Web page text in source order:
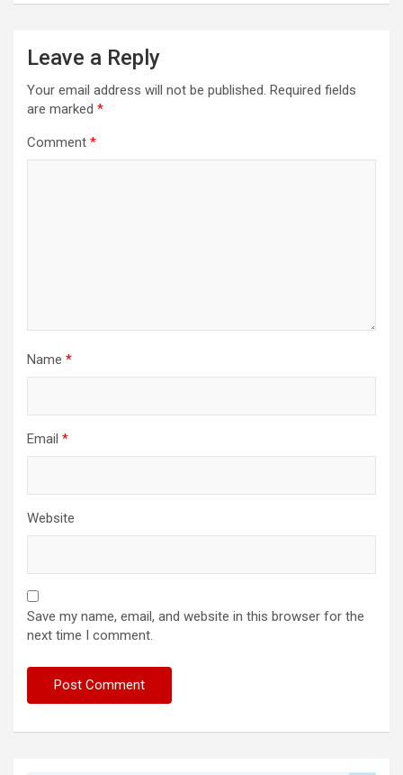
Leave a Reply
Your email address will not be published. Required fields
are marked *
Comment *
Name *
Email *
Website
Save my name, email, and website in this browser for the
next time I comment.